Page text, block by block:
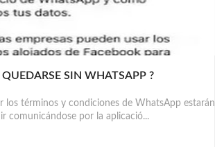
SIN WHATSAPP ?
términos y condiciones de WhatsApp
comunicándose por la aplicació...